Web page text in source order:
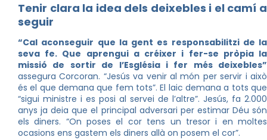
Tenir clara la idea dels deixebles i el camí a
seguir
“Cal aconseguir que la gent es responsabilitzi de la
seva fe. Que aprengui a créixer i fer-se pròpia la
missió de sortir de l’Església i fer més deixebles”
assegura Corcoran. “Jesús va venir al món per servir i això
és el que demana que fem tots”. El laic demana a tots que
“sigui ministre i es posi al servei de l’altre”. Jesús, fa 2.000
anys ja deia que el principal adversari per estimar Déu són
els diners. “On poses el cor tens un tresor i en moltes
ocasions ens gastem els diners allà on posem el cor”.